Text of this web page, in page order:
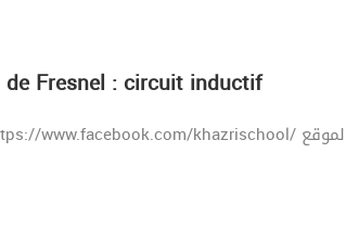
Fresnel : circuit inductif